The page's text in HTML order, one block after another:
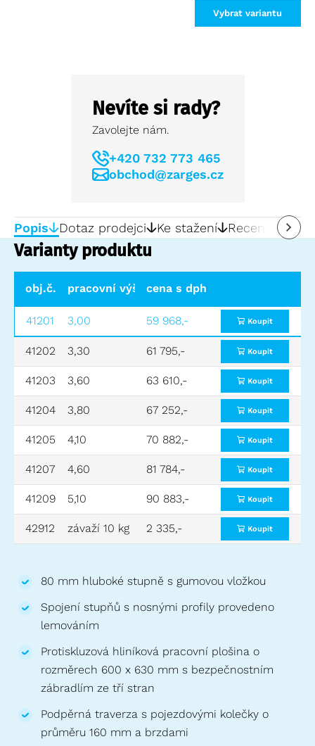
Vybrat variantu
Nevíte si rady?
Zavolejte nám.
+420 732 773 465
obchod@zarges.cz
Popis Dotaz prodejci Ke stažení Recenze 0
Varianty produktu
obj.č. pracovní výška (m) výška plošiny (m)
cena s dph
41201 3,00 1,0
59 968,- Koupit
41202 3,30 61 795,- Koupit
41203 3,60 1,60
63 610,- Koupit
41204 3,80 1,80
67 252,- Koupit
41205 4,10 2,10
70 882,- Koupit
41207 4,60 81 784,- Koupit
41209 5,10 3,10
90 883,- Koupit
42912 závaží 10 kg pro 41207 a 41209
2 335,- Koupit
80 mm hluboké stupně s gumovou vložkou
Spojení stupňů s nosnými profily provedeno
lemováním
Protiskluzová hliníková pracovní plošina o
rozměrech 600 x 630 mm s bezpečnostním
zábradlím ze tří stran
Podpěrná traverza s pojezdovými kolečky o
průměru 160 mm a brzdami